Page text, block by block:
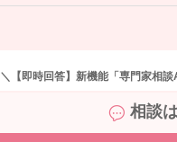
＼【即時回答】新機能「専門家相
相談